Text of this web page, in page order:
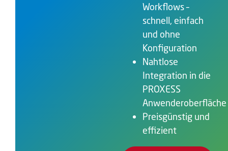
Workflows –
schnell, einfach
und ohne
Konfiguration
Nahtlose
Integration in die
PROXESS
Anwenderoberfläche
Preisgünstig und
effizient